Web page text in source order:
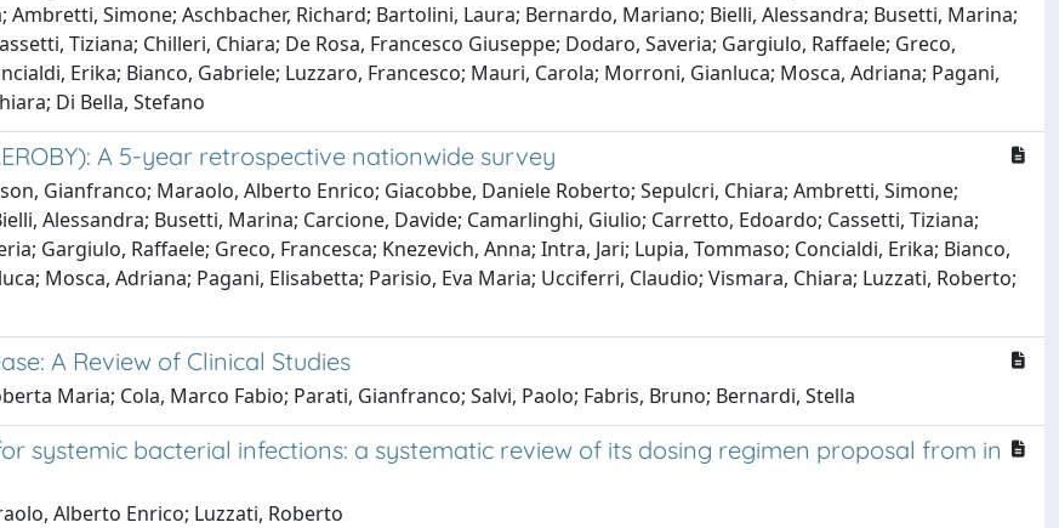
Simone; Aschbacher, Richard; Bartolini, Laura; Bernardo, Mariano; Bielli, Alessandra; Busetti, Marina;
Tiziana; Chilleri, Chiara; De Rosa, Francesco Giuseppe; Dodaro, Saveria; Gargiulo, Raffaele; Greco,
Erika; Bianco, Gabriele; Luzzaro, Francesco; Mauri, Carola; Morroni, Gianluca; Mosca, Adriana; Pagani,
Di Bella, Stefano
A 5-year retrospective nationwide survey
Gianfranco; Maraolo, Alberto Enrico; Giacobbe, Daniele Roberto; Sepulcri, Chiara; Ambretti, Simone;
Alessandra; Busetti, Marina; Carcione, Davide; Camarlinghi, Giulio; Carretto, Edoardo; Cassetti, Tiziana;
Gargiulo, Raffaele; Greco, Francesca; Knezevich, Anna; Intra, Jari; Lupia, Tommaso; Concialdi, Erika; Bianco,
Mosca, Adriana; Pagani, Elisabetta; Parisio, Eva Maria; Ucciferri, Claudio; Vismara, Chiara; Luzzati, Roberto;
A Review of Clinical Studies
Maria; Cola, Marco Fabio; Parati, Gianfranco; Salvi, Paolo; Fabris, Bruno; Bernardi, Stella
systemic bacterial infections: a systematic review of its dosing regimen proposal from in
Alberto Enrico; Luzzati, Roberto